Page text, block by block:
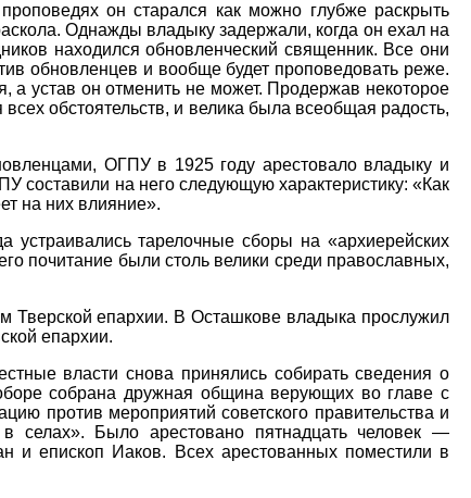
он старался как можно глубже раскрыть
Однажды владыку задержали, когда он ехал на
находился обновленческий священник. Все они
обновленцев и вообще будет проповедовать реже.
а устав он отменить не может. Продержав некоторое
обстоятельств, и велика была всеобщая радость,
ОГПУ в 1925 году арестовало владыку и
составили на него следующую характеристику: «Как
на них влияние».
устраивались тарелочные сборы на «архиерейских
почитание были столь велики среди православных,
Тверской епархии. В Осташкове владыка прослужил
епархии.
власти снова принялись собирать сведения о
собрана дружная община верующих во главе с
против мероприятий советского правительства и
селах». Было арестовано пятнадцать человек —
и епископ Иаков. Всех арестованных поместили в